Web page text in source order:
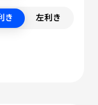
き 左利き